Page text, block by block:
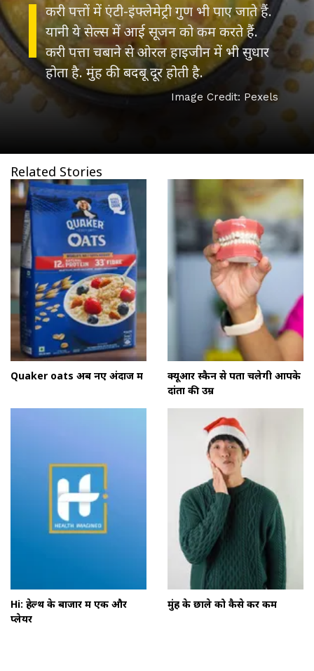
करी पत्तों में एंटी-इंफ्लेमेट्री गुण भी पाए जाते हैं.
यानी ये सेल्स में आई सूजन को कम करते हैं.
करी पत्ता चबाने से ओरल हाइजीन में भी सुधार
होता है. मुंह की बदबू दूर होती है.
Image Credit: Pexels
Related Stories
Quaker oats अब नए अंदाज में
क्यूआर स्कैन से पता चलेगी आपके
दांतों की उम्र
Hi: हेल्थ के बाजार में एक और
प्लेयर
मुंह के छाले को कैसे करें कम